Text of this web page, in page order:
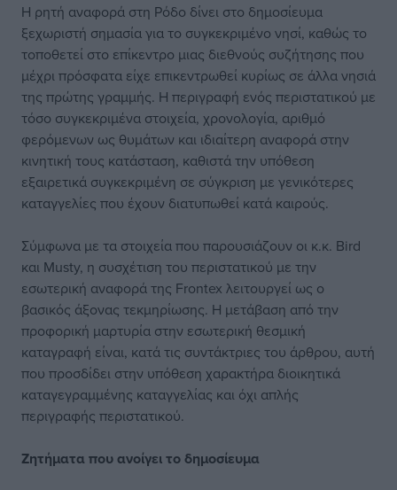
Η ρητή αναφορά στη Ρόδο δίνει στο δημοσίευμα
ξεχωριστή σημασία για το συγκεκριμένο νησί, καθώς το
τοποθετεί στο επίκεντρο μιας διεθνούς συζήτησης που
μέχρι πρόσφατα είχε επικεντρωθεί κυρίως σε άλλα νησιά
της πρώτης γραμμής. Η περιγραφή ενός περιστατικού με
τόσο συγκεκριμένα στοιχεία, χρονολογία, αριθμό
φερόμενων ως θυμάτων και ιδιαίτερη αναφορά στην
κινητική τους κατάσταση, καθιστά την υπόθεση
εξαιρετικά συγκεκριμένη σε σύγκριση με γενικότερες
καταγγελίες που έχουν διατυπωθεί κατά καιρούς.
Σύμφωνα με τα στοιχεία που παρουσιάζουν οι κ.κ. Bird
και Musty, η συσχέτιση του περιστατικού με την
εσωτερική αναφορά της Frontex λειτουργεί ως ο
βασικός άξονας τεκμηρίωσης. Η μετάβαση από την
προφορική μαρτυρία στην εσωτερική θεσμική
καταγραφή είναι, κατά τις συντάκτριες του άρθρου, αυτή
που προσδίδει στην υπόθεση χαρακτήρα διοικητικά
καταγεγραμμένης καταγγελίας και όχι απλής
περιγραφής περιστατικού.
Ζητήματα που ανοίγειτο δημοσίευμα